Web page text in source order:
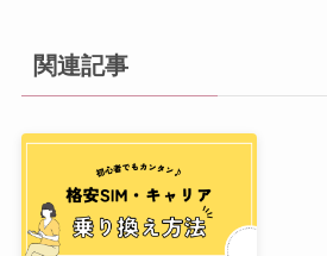
関連記事